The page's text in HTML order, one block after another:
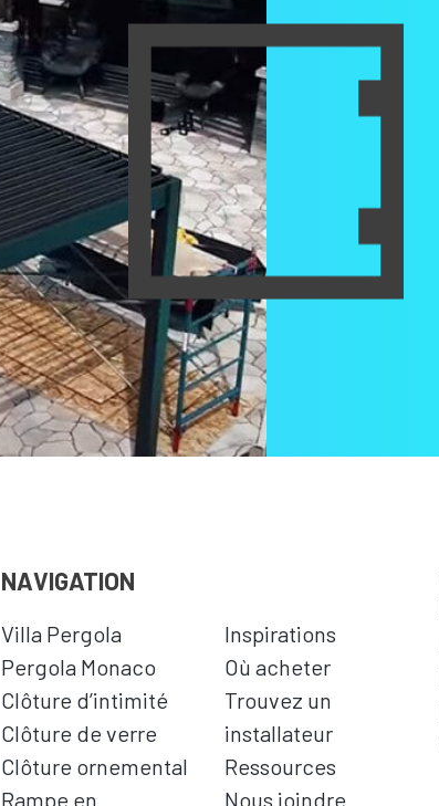
NAVIGATION
Villa Pergola
Pergola Monaco
Clôture d’intimité
Clôture de verre
Clôture ornemental
Rampe en
Inspirations
Où acheter
Trouvez un
installateur
Ressources
Nous joindre